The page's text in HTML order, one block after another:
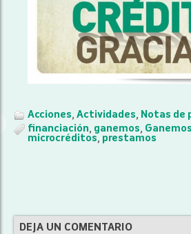
Acciones, Actividades, Notas de
financiación, ganemos,
microcréditos, prestamos
DEJA UN COMENTARIO